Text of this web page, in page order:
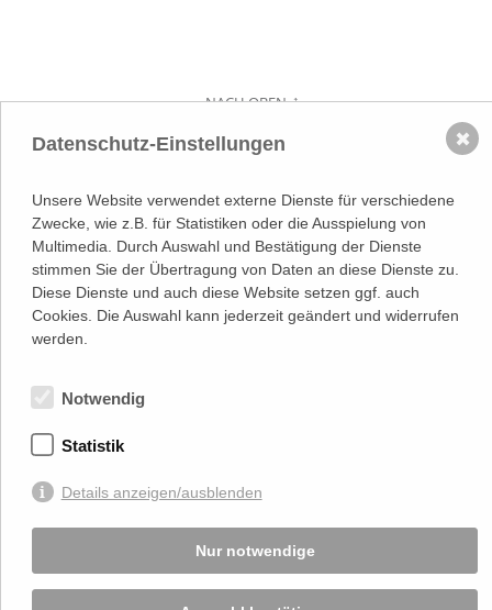
NACH OBEN
Österreichischer
Wirtschaftsverlag GmbH
Adresse
1020 Wien
–> Google Maps)
Kontakt
T (+43 1) 546 64-0
Eoffice@wirtschaftsverlag.at
Von Ihnen bekannt gegebene persönlichen Daten werden zu Marketingzwecken
Komo Wien, Büro für visuelle Angelegenheiten
Beast Communications - www.beast.at
Datenschutz-Einstellungen
Unsere Website verwendet externe Dienste für verschiedene
Zwecke, wie z.B. für Statistiken oder die Ausspielung von
Multimedia. Durch Auswahl und Bestätigung der Dienste
stimmen Sie der Übertragung von Daten an diese Dienste zu.
Diese Dienste und auch diese Website setzen ggf. auch
Cookies. Die Auswahl kann jederzeit geändert und widerrufen
werden.
Notwendig
Statistik
Details anzeigen/ausblenden
Nur notwendige
✖